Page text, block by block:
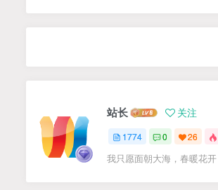
站长 关注
1774 0 26
我只愿面朝大海，春暖花开